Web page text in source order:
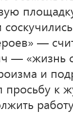
—
— «жизнь
и
просьбу к